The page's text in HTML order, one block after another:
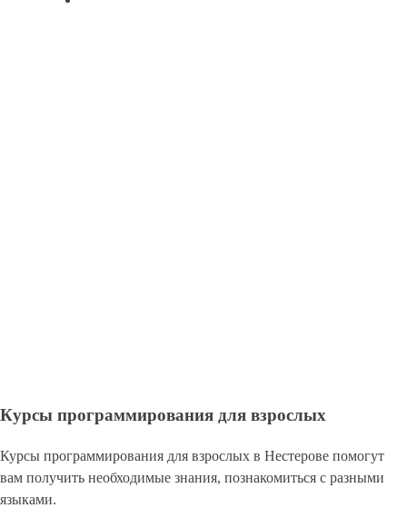
Курсы программирования для взрослых
Курсы программирования для взрослых в Нестерове помогут
вам получить необходимые знания, познакомиться с разными
языками.